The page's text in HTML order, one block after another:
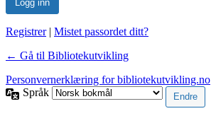
Registrer| Mistet passordet ditt?
← Gå til Bibliotekutvikling
Personvernerklæring for bibliotekutvikling.no
Språk